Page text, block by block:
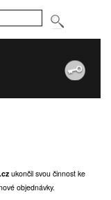
ukončil svou činnost ke
objednávky.